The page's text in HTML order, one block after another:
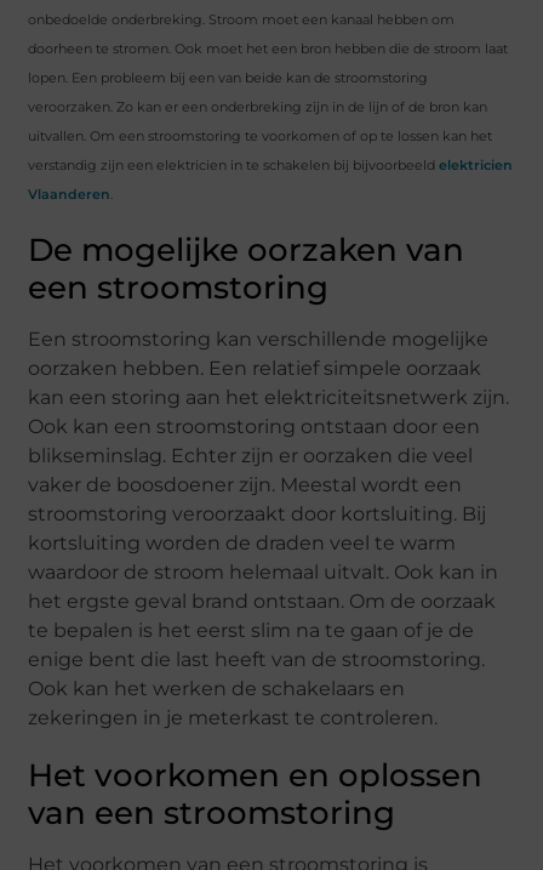
onbedoelde onderbreking. Stroom moet een kanaal hebben om
doorheen te stromen. Ook moet het een bron hebben die de stroom laat
lopen. Een probleem bij een van beide kan de stroomstoring
veroorzaken. Zo kan er een onderbreking zijn in de lijn of de bron kan
uitvallen. Om een stroomstoring te voorkomen of op te lossen kan het
verstandig zijn een elektricien in te schakelen bij bijvoorbeeldelektricien
Vlaanderen.
De mogelijke oorzaken van
een stroomstoring
Een stroomstoring kan verschillende mogelijke
oorzaken hebben. Een relatief simpele oorzaak
kan een storing aan het elektriciteitsnetwerk zijn.
Ook kan een stroomstoring ontstaan door een
blikseminslag. Echter zijn er oorzaken die veel
vaker de boosdoener zijn. Meestal wordt een
stroomstoring veroorzaakt door kortsluiting. Bij
kortsluiting worden de draden veel te warm
waardoor de stroom helemaal uitvalt. Ook kan in
het ergste geval brand ontstaan. Om de oorzaak
te bepalen is het eerst slim na te gaan of je de
enige bent die last heeft van de stroomstoring.
Ook kan het werken de schakelaars en
zekeringen in je meterkast te controleren.
Het voorkomen en oplossen
van een stroomstoring
Het voorkomen van een stroomstoring is